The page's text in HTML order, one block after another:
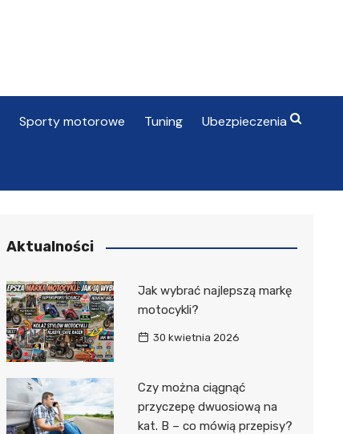
Sporty motorowe Tuning Ubezpieczenia
Aktualności
Jak wybrać najlepszą markę
motocykli?
30 kwietnia 2026
Czy można ciągnąć
przyczepę dwuosiową na
kat. B – co mówią przepisy?